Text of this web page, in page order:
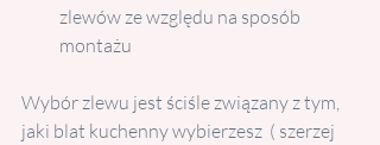
zlewów ze względu na sposób
montażu
Wybór zlewu jest ściśle związany z tym,
jaki blat kuchenny wybierzesz  ( szerzej